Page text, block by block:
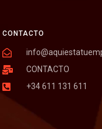
CONTACTO
CONTACTO
+34 611 131 611